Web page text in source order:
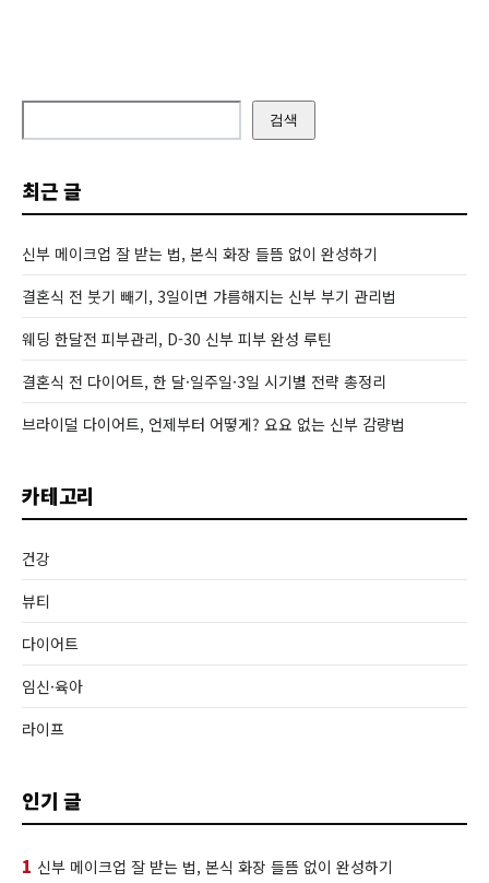
검색
최근 글
신부 메이크업 잘 받는 법, 본식 화장 들뜸 없이 완성하기
결혼식 전 붓기 빼기, 3일이면 갸름해지는 신부 부기 관리법
웨딩 한달전 피부관리, D-30 신부 피부 완성 루틴
결혼식 전 다이어트, 한 달·일주일·3일 시기별 전략 총정리
브라이덜 다이어트, 언제부터 어떻게? 요요 없는 신부 감량법
카테고리
건강
뷰티
다이어트
임신·육아
라이프
인기 글
1 신부 메이크업 잘 받는 법, 본식 화장 들뜸 없이 완성하기